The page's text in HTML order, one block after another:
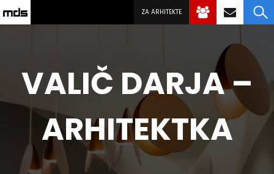
ZA ARHITEKTE
VALIČ DARJA –
ARHITEKTKA